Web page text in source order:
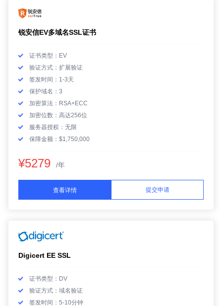
锐安信EV多域名SSL证书
证书类型：EV
验证方式：扩展验证
签发时间：1-3天
保护域名：3
加密算法：RSA+ECC
加密位数：高达256位
服务器授权：无限
保障金额：$1,750,000
¥5279 /年
查看详情 提交申请
Digicert EE SSL
证书类型：DV
验证方式：域名验证
签发时间：5-10分钟